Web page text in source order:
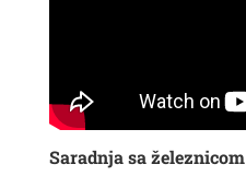
Saradnja sa železnicom